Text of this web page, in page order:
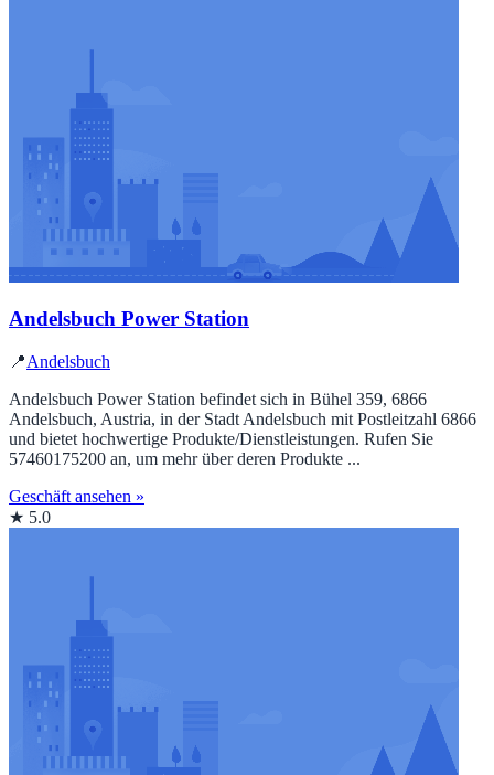
Andelsbuch Power Station
📍Andelsbuch
Andelsbuch Power Station befindet sich in Bühel 359, 6866
Andelsbuch, Austria, in der Stadt Andelsbuch mit Postleitzahl 6866
und bietet hochwertige Produkte/Dienstleistungen. Rufen Sie
57460175200 an, um mehr über deren Produkte ...
Geschäft ansehen »
★ 5.0